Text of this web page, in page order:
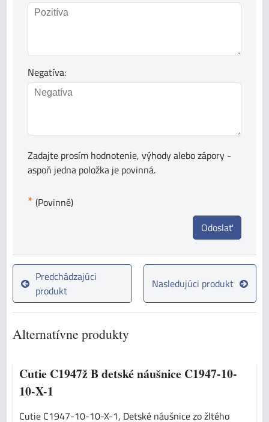
Negatíva:
Zadajte prosím hodnotenie, výhody alebo zápory -
aspoň jedna položka je povinná.
* (Povinné)
Odoslať
Predchádzajúci
produkt
Nasledujúci produkt
Alternatívne produkty
Cutie C1947ž B detské náušnice C1947-10-
10-X-1
Cutie C1947-10-10-X-1, Detské náušnice zo žltého